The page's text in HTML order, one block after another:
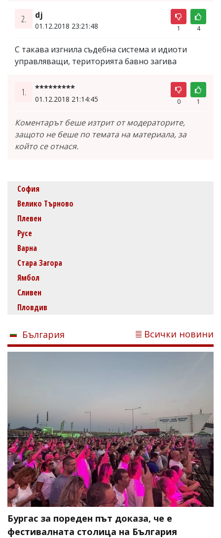
2. dj
01.12.2018 23:21:48 1 4
С такава изгнила съдебна система и идиоти
управляващи, територията бавно загива
1. *********
01.12.2018 21:14:45 0 1
Коментарът беше изтрит от модераторите,
защото не беше по темата на материала, за
който се отнася.
София
Велико Търново
Плевен
Русе
Варна
Стара Загора
Ямбол
Сливен
Пловдив
България Всички новини
Бургас за пореден път доказа, че е
фестивалната столица на България